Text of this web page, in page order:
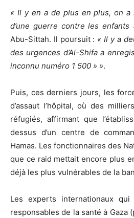
« Il y en a de plus en plus, on a
d’une guerre contre les enfants
Abu-Sittah. Il poursuit : « Il y a
des urgences d’Al-Shifa a
inconnu numéro 1 500 » ».
Puis, ces derniers jours, les
d’assaut l’hôpital, où des
réfugiés, affirmant que
dessus d’un centre de
Hamas. Les fonctionnaires des
que ce raid mettait encore plus
déjà les plus vulnérables de la
Les experts internationaux
responsables de la santé à Gaza